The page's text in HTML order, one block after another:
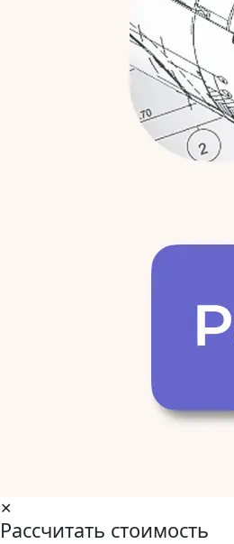
✕
Рассчитать стоимость